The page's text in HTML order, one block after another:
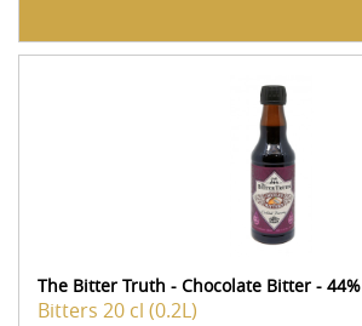
The Bitter Truth - Chocolate Bitter - 44%
Bitters 20 cl (0.2L)